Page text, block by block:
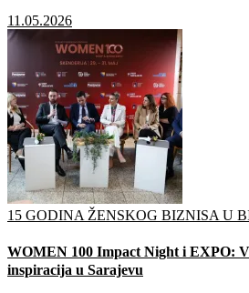
11.05.2026
15 GODINA ŽENSKOG BIZNISA U
WOMEN 100 Impact Night i EXPO:
inspiracija u Sarajevu